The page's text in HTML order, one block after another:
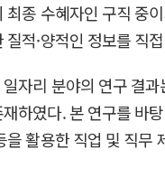
최종 수혜자인 구직 중
질적·양적인 정보를 직
자리 분야의 연구 결
하였다. 본 연구를 바
을 활용한 직업 및 직무